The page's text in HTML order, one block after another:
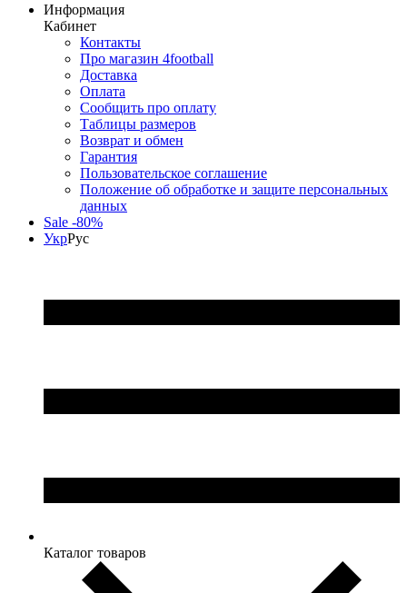
Информация
Кабинет
Контакты
Про магазин 4football
Доставка
Оплата
Сообщить про оплату
Таблицы размеров
Возврат и обмен
Гарантия
Пользовательское соглашение
Положение об обработке и защите персональных
данных
Sale -80%
УкрРус
Каталог товаров